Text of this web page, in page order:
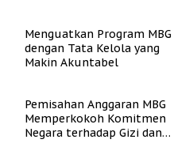
Menguatkan Program MBG
dengan Tata Kelola yang
Makin Akuntabel
Pemisahan Anggaran MBG
Memperkokoh Komitmen
Negara terhadap Gizi dan